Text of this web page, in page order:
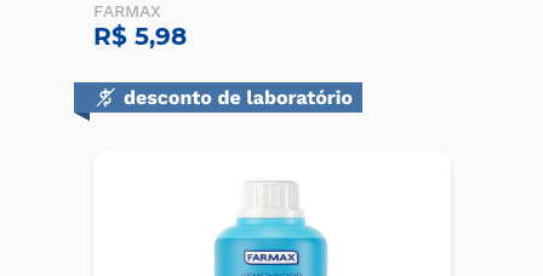
FARMAX
R$ 5,98